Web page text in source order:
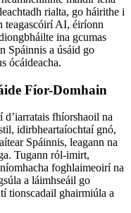
rialta, go háirithe i
teagascóirí AI, éiríonn
ina gcumas
Spáinnis a úsáid go
ócáideacha.
Fíor-Domhain
fhíorshaoil na
idirbheartaíochtaí gnó,
Spáinnis, leagann na
Tugann ról-imirt,
foghlaimeoirí na
a láimhseáil go
tionscadail ghairmiúla a